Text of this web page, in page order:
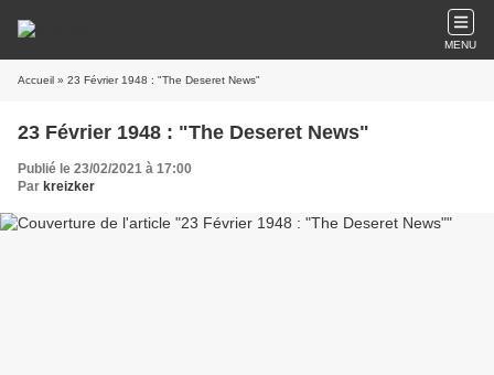
MENU
Accueil » 23 Février 1948 : "The Deseret News"
23 Février 1948 : "The Deseret News"
Publié le 23/02/2021 à 17:00
Par kreizker